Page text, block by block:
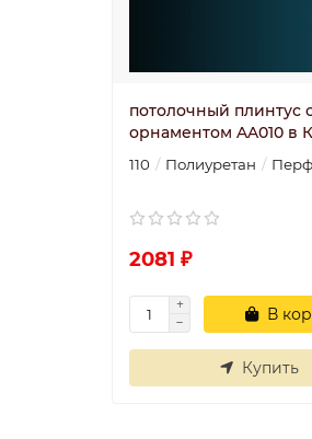
потолочный плинтус
орнаментом AA010 в
110 Полиуретан
2081 ₽
В
Купить